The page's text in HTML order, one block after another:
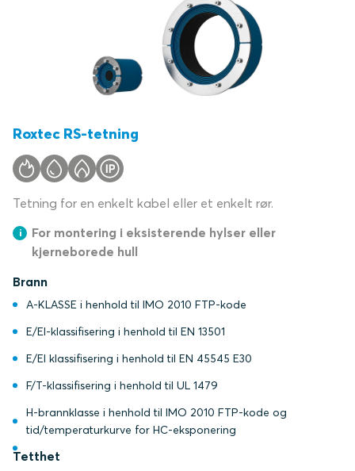
Roxtec RS-tetning
Tetning for en enkelt kabel eller et enkelt rør.
For montering i eksisterende hylser eller
kjerneborede hull
Brann
A-KLASSE i henhold til IMO 2010 FTP-kode
E/EI-klassifisering i henhold til EN 13501
E/EI klassifisering i henhold til EN 45545 E30
F/T-klassifisering i henhold til UL 1479
H-brannklasse i henhold til IMO 2010 FTP-kode og
tid/temperaturkurve for HC-eksponering
Tetthet